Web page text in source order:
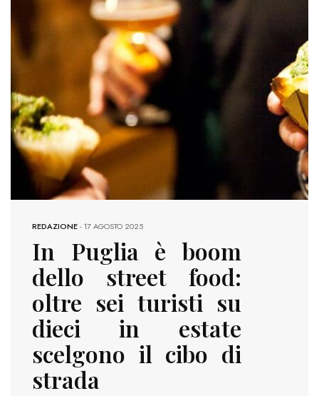
REDAZIONE-17 AGOSTO 2025
In Puglia è boom
dello street food:
oltre sei turisti su
dieci in estate
scelgono il cibo di
strada